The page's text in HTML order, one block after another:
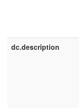
dc.description